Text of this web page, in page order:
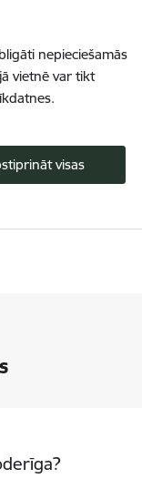
nepieciešamās
vietnē var tikt
visas